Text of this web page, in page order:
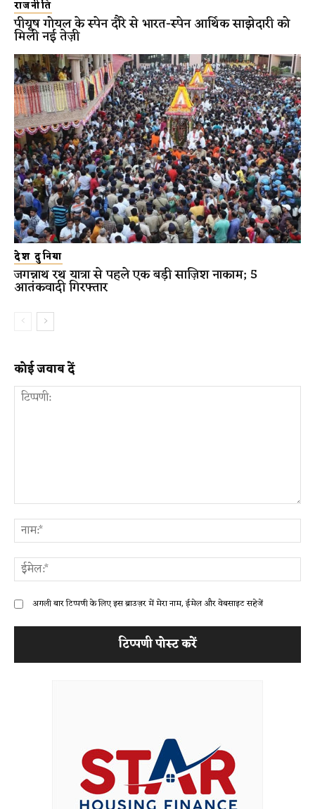
राजनीति
पीयूष गोयल के स्पेन दौरे से भारत-स्पेन आर्थिक साझेदारी को
मिली नई तेज़ी
देश दुनिया
जगन्नाथ रथ यात्रा से पहले एक बड़ी साज़िश नाकाम; 5
आतंकवादी गिरफ्तार
कोई जवाब दें
अगली बार टिप्पणी के लिए इस ब्राउज़र में मेरा नाम, ईमेल और वेबसाइट सहेजें